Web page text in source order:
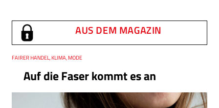
AUS DEM MAGAZIN
Auf die Faser kommt es an
Thema
FAIRER HANDEL, KLIMA, MODE